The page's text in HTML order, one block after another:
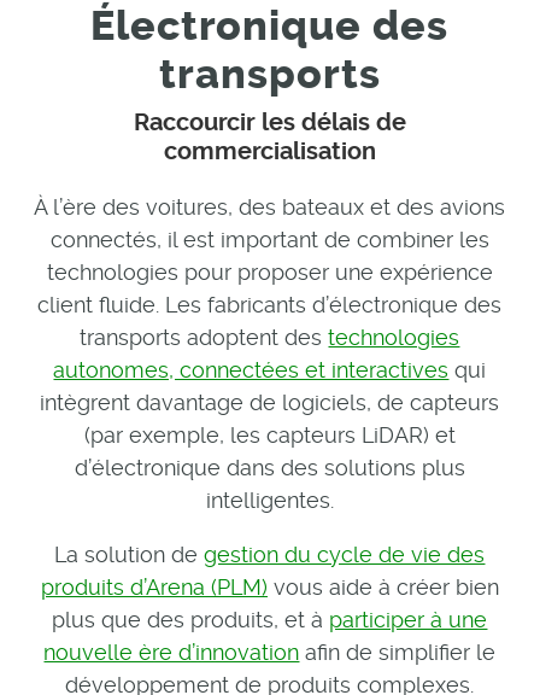
Électronique des
transports
Raccourcir les délais de
commercialisation
À l’ère des voitures, des bateaux et des avions
connectés, il est important de combiner les
technologies pour proposer une expérience
client fluide. Les fabricants d’électronique des
transports adoptent destechnologies
autonomes, connectées et interactives qui
intègrent davantage de logiciels, de capteurs
(par exemple, les capteurs LiDAR) et
d’électronique dans des solutions plus
intelligentes.
La solution degestion du cycle de vie des
produits d’Arena (PLM) vous aide à créer bien
plus que des produits, et à participer à une
nouvelle ère d’innovation afin de simplifier le
développement de produits complexes.